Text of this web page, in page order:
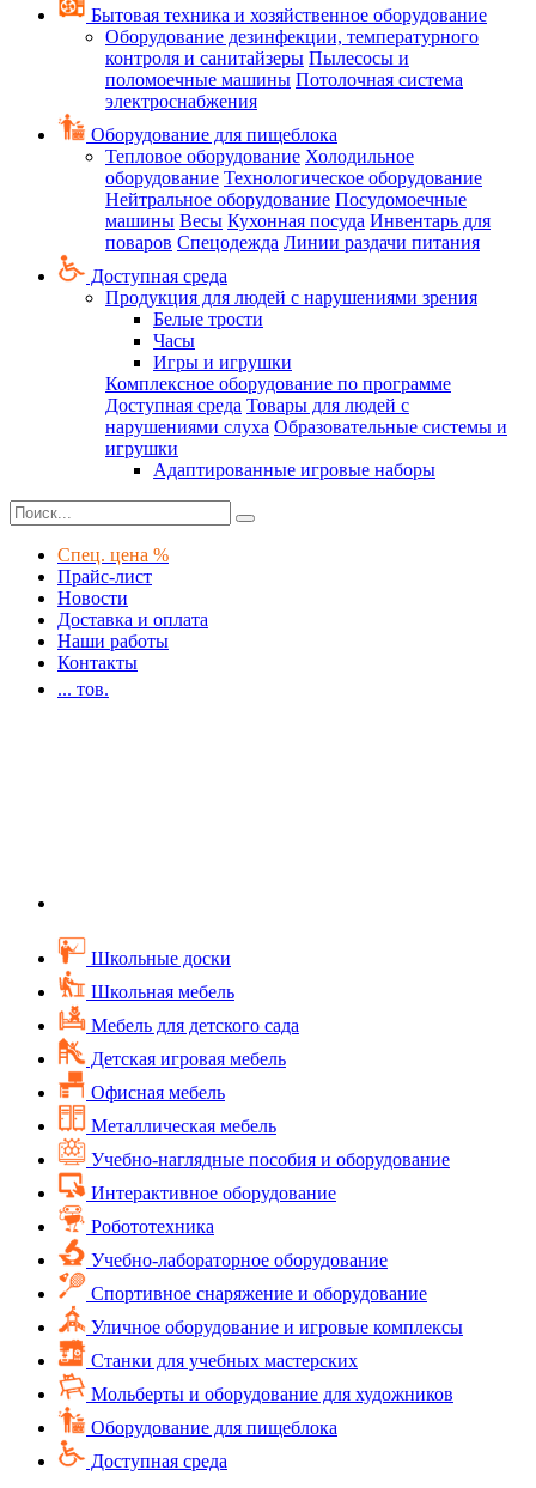
Бытовая техника и хозяйственное оборудование
Оборудование дезинфекции, температурного
контроля и санитайзеры Пылесосы и
поломоечные машины Потолочная система
электроснабжения
Оборудование для пищеблока
Тепловое оборудование Холодильное
оборудование Технологическое оборудование
Нейтральное оборудование Посудомоечные
машины Весы Кухонная посуда Инвентарь для
поваров Спецодежда Линии раздачи питания
Доступная среда
Продукция для людей с нарушениями зрения
Белые трости
Часы
Игры и игрушки
Комплексное оборудование по программе
Доступная среда Товары для людей с
нарушениями слуха Образовательные системы и
игрушки
Адаптированные игровые наборы
Спец. цена %
Прайс-лист
Новости
Доставка и оплата
Наши работы
Контакты
... тов.
Школьные доски
Школьная мебель
Мебель для детского сада
Детская игровая мебель
Офисная мебель
Металлическая мебель
Учебно-наглядные пособия и оборудование
Интерактивное оборудование
Робототехника
Учебно-лабораторное оборудование
Спортивное снаряжение и оборудование
Уличное оборудование и игровые комплексы
Cтанки для учебных мастерских
Мольберты и оборудование для художников
Оборудование для пищеблока
Доступная среда